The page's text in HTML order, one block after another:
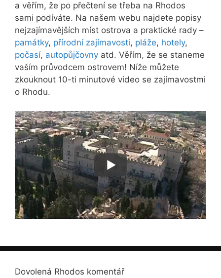
a věřím, že po přečtení se třeba na Rhodos
sami podíváte. Na našem webu najdete popisy
nejzajímavějších míst ostrova a praktické rady –
památky, přírodní zajímavosti, pláže, hotely,
počasí, autopůjčovny atd. Věřím, že se staneme
vaším průvodcem ostrovem! Níže můžete
zkouknout 10-ti minutové video se zajímavostmi
o Rhodu.
Dovolená Rhodos komentář